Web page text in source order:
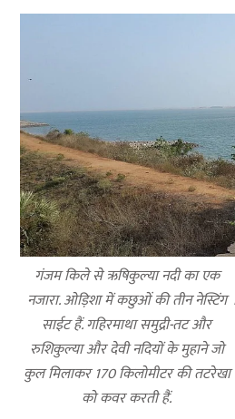
गंजम किले से ऋषिकुल्या नदी का एक
नजारा. ओड़िशा में कछुओं की तीन नेस्टिंग
साईट हैं. गहिरमाथा समुद्री-तट और
रुशिकुल्या और देवी नदियों के मुहाने जो
कुल मिलाकर 170 किलोमीटर की तटरेखा
को कवर करती हैं.